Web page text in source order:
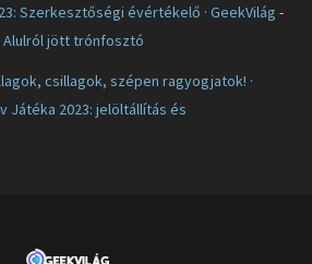
Szerkesztőségi évértékelő · GeekVilág -
Alulról jött trónfosztó
csillagok, szépen ragyogjatok! ·
Játéka 2023: jelöltállítás és